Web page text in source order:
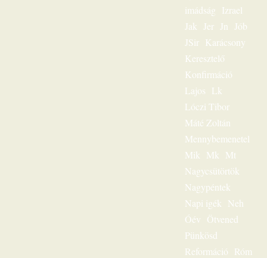
imádság
Izrael
Jak
Jer Jn
Jób
JSir Karácsony
Keresztelő
Konfirmáció
Lajos Lk
Lóczi Tibor
Máté Zoltán
Mennybemenetel
Mik
Mk
Mt
Nagycsütörtök
Nagypéntek
Napi igék
Neh
Óév Ötvened
Pünkösd
Reformáció Róm